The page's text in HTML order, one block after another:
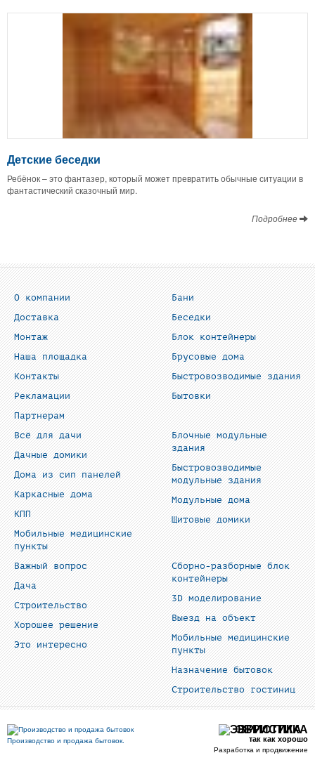
Детские беседки
Ребёнок – это фантазер, который может превратить обычные ситуации в
фантастический сказочный мир.
Подробнее
О компании
Доставка
Монтаж
Наша площадка
Контакты
Рекламации
Партнерам
Бани
Беседки
Блок контейнеры
Брусовые дома
Быстровозводимые здания
Бытовки
Всё для дачи
Дачные домики
Дома из сип панелей
Каркасные дома
КПП
Мобильные медицинские
пункты
Блочные модульные
здания
Быстровозводимые
модульные здания
Модульные дома
Щитовые домики
Важный вопрос
Дача
Строительство
Хорошее решение
Это интересно
Сборно-разборные блок
контейнеры
3D моделирование
Выезд на объект
Мобильные медицинские
пункты
Назначение бытовок
Строительство гостиниц
Производство и продажа бытовок.
ЭВРИСТИКА
так как хорошо
Разработка и продвижение